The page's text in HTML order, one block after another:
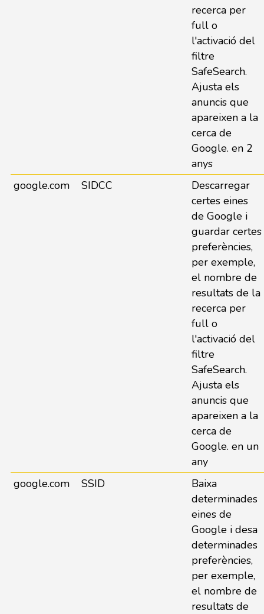
recerca per
full o
l'activació del
filtre
SafeSearch.
Ajusta els
anuncis que
apareixen a la
cerca de
Google. en 2
anys
google.com
SIDCC
Descarregar
certes eines
de Google i
guardar certes
preferències,
per exemple,
el nombre de
resultats de la
recerca per
full o
l'activació del
filtre
SafeSearch.
Ajusta els
anuncis que
apareixen a la
cerca de
Google. en un
any
google.com
SSID
Baixa
determinades
eines de
Google i desa
determinades
preferències,
per exemple,
el nombre de
resultats de